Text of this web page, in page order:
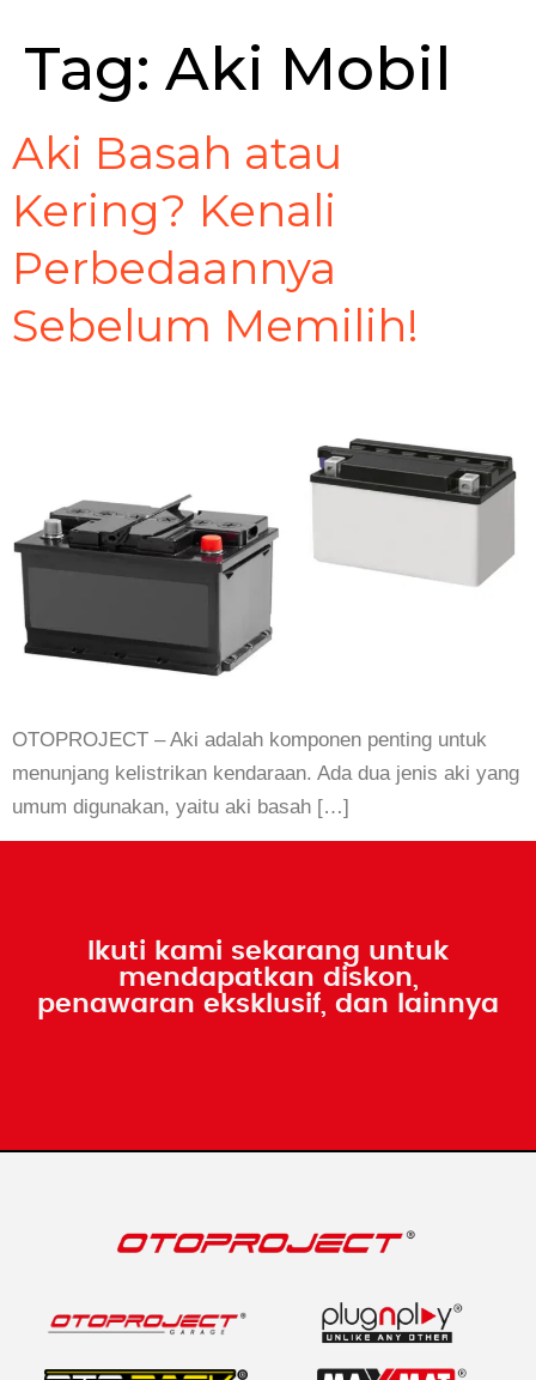
Tag: Aki Mobil
Aki Basah atau
Kering? Kenali
Perbedaannya
Sebelum Memilih!
OTOPROJECT – Aki adalah komponen penting untuk
menunjang kelistrikan kendaraan. Ada dua jenis aki yang
umum digunakan, yaitu aki basah […]
Ikuti kami sekarang untuk
mendapatkan diskon,
penawaran eksklusif, dan lainnya